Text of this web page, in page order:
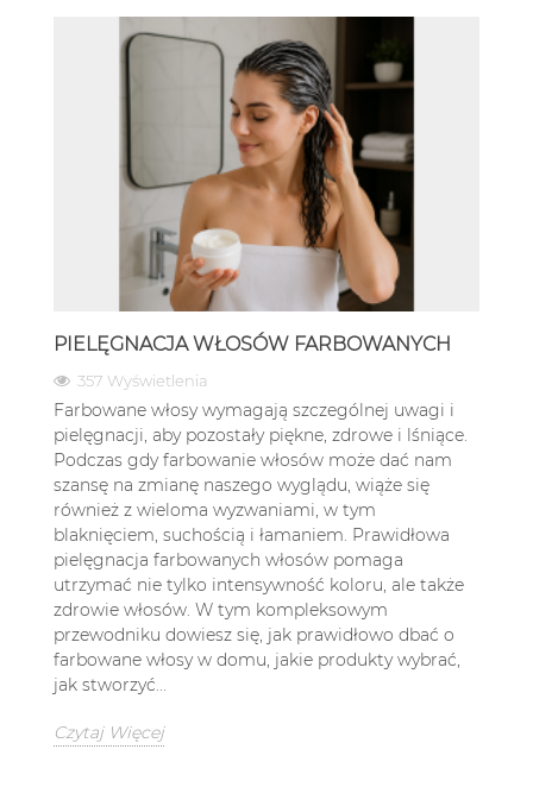
PIELĘGNACJA WŁOSÓW FARBOWANYCH
357 Wyświetlenia
Farbowane włosy wymagają szczególnej uwagi i
pielęgnacji, aby pozostały piękne, zdrowe i lśniące.
Podczas gdy farbowanie włosów może dać nam
szansę na zmianę naszego wyglądu, wiąże się
również z wieloma wyzwaniami, w tym
blaknięciem, suchością i łamaniem. Prawidłowa
pielęgnacja farbowanych włosów pomaga
utrzymać nie tylko intensywność koloru, ale także
zdrowie włosów. W tym kompleksowym
przewodniku dowiesz się, jak prawidłowo dbać o
farbowane włosy w domu, jakie produkty wybrać,
jak stworzyć...
Czytaj Więcej